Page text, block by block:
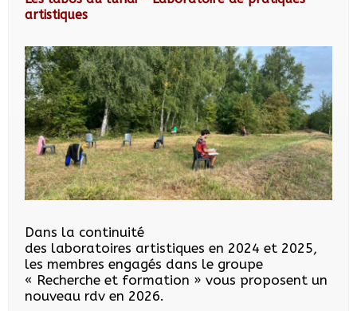
artistiques
Dans la continuité
des laboratoires artistiques en 2024 et 2025,
les membres engagés dans le groupe
« Recherche et formation » vous proposent un
nouveau rdv en 2026.